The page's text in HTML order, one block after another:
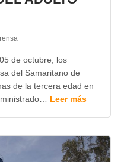
de octubre, los
del Samaritano de
de la tercera edad en
Leer más